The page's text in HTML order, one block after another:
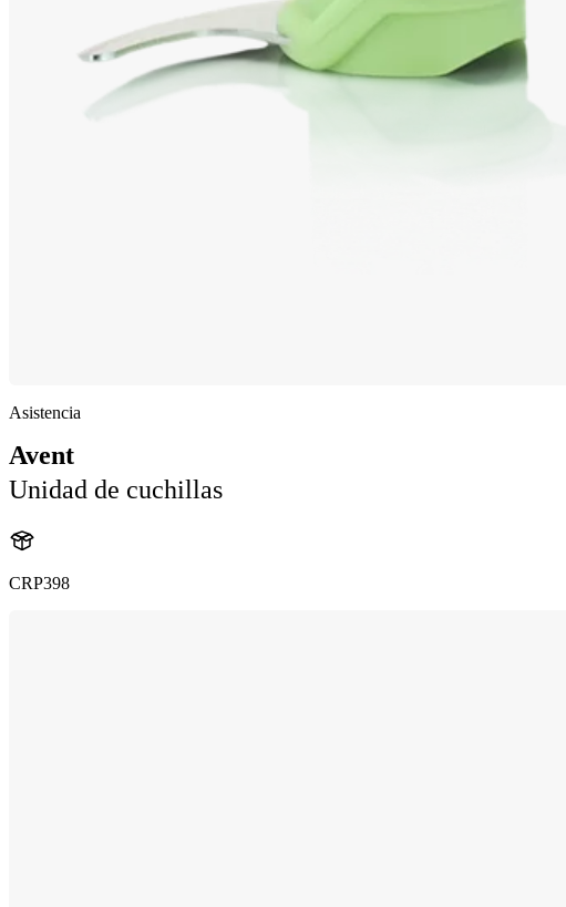
Asistencia
Avent
Unidad de cuchillas
CRP398